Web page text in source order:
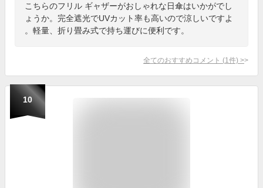
こちらのフリル ギャザーがおしゃれな日傘はいかがでし
ょうか。完全遮光でUVカット率も高いので涼しいですよ
。軽量、折り畳み式で持ち運びに便利です。
全てのおすすめコメント (1 件) >
10